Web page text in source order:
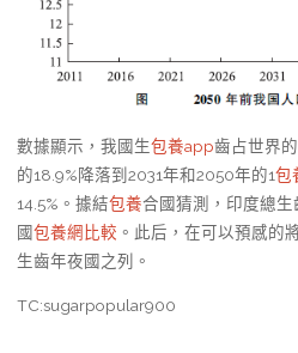
數據顯示，我國生包養app齒占世界
的18.9%降落到2031年和2050年的1包
14.5%。據結包養合國猜測，印度總
國包養網比較 。此后，在可以預感的
生齒年夜國之列。
TC:sugarpopular900